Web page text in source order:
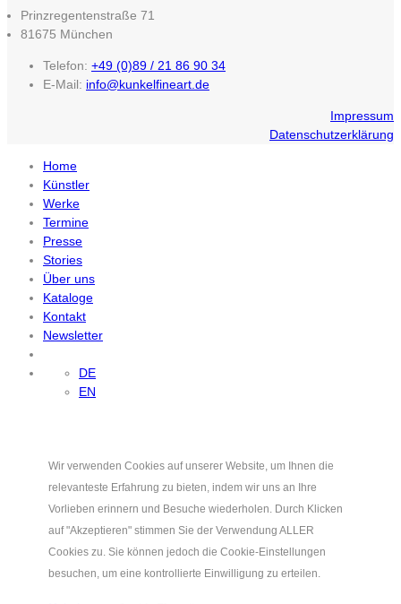
Prinzregentenstraße 71
81675 München
Telefon: +49 (0)89 / 21 86 90 34
E-Mail: info@kunkelfineart.de
Impressum
Datenschutzerklärung
Home
Künstler
Werke
Termine
Presse
Stories
Über uns
Kataloge
Kontakt
Newsletter
DE
EN
Wir verwenden Cookies auf unserer Website, um Ihnen die
relevanteste Erfahrung zu bieten, indem wir uns an Ihre
Vorlieben erinnern und Besuche wiederholen. Durch Klicken
auf "Akzeptieren" stimmen Sie der Verwendung ALLER
Cookies zu. Sie können jedoch die Cookie-Einstellungen
besuchen, um eine kontrollierte Einwilligung zu erteilen.